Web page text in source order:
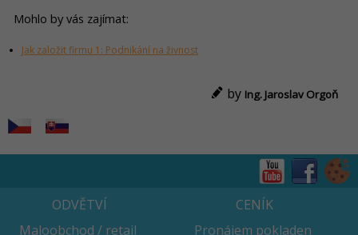
Mohlo by vás zajímat:
Jak založit firmu 1: Podnikání na živnost
by Ing. Jaroslav Orgoň
ODVĚTVÍ
Maloobchod / retail
CENÍK
Pronájem pokladen